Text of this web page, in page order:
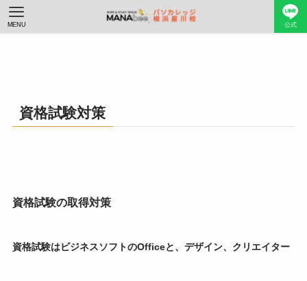
公式
MENU
資格試験対策
資格試験の取得対策
資格試験はビジネスソフトのOfficeと、デザイン、クリエイター